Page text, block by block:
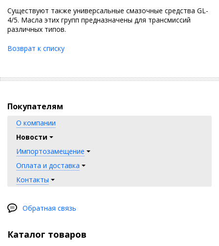
Существуют также универсальные смазочные средства GL-
4/5. Масла этих групп предназначены для трансмиссий
различных типов.
Возврат к списку
Покупателям
О компании
Новости
Импортозамещение
Оплата и доставка
Контакты
Обратная связь
Каталог товаров